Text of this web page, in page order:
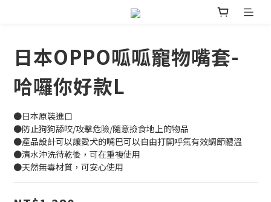
日本OPPO呱呱寵物嘴套-
哈囉你好款L
●日本原裝進口
●防止狗狗舔咬/攻擊危險/隨意撿食地上的物品
●產品設計可以讓愛犬的嘴巴可以自由打開呼氣有效調節體溫
●清水沖洗待乾後，可在重複使用
●天然無毒材質，可安心使用